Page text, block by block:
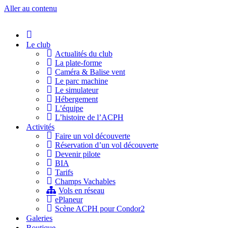
Aller au contenu
Le club
Actualités du club
La plate-forme
Caméra & Balise vent
Le parc machine
Le simulateur
Hébergement
L’équipe
L’histoire de l’ACPH
Activités
Faire un vol découverte
Réservation d’un vol découverte
Devenir pilote
BIA
Tarifs
Champs Vachables
Vols en réseau
ePlaneur
Scène ACPH pour Condor2
Galeries